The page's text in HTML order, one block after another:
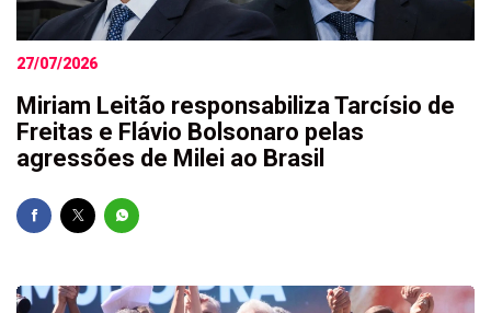
27/07/2026
Miriam Leitão responsabiliza Tarcísio de
Freitas e Flávio Bolsonaro pelas
agressões de Milei ao Brasil